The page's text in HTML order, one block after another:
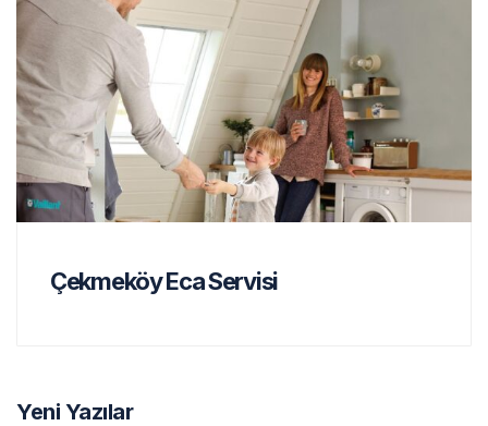
Çekmeköy Eca Servisi
Yeni Yazılar